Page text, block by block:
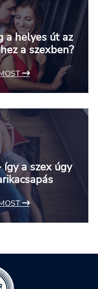
helyes út az
a szexben?
így a szex úgy